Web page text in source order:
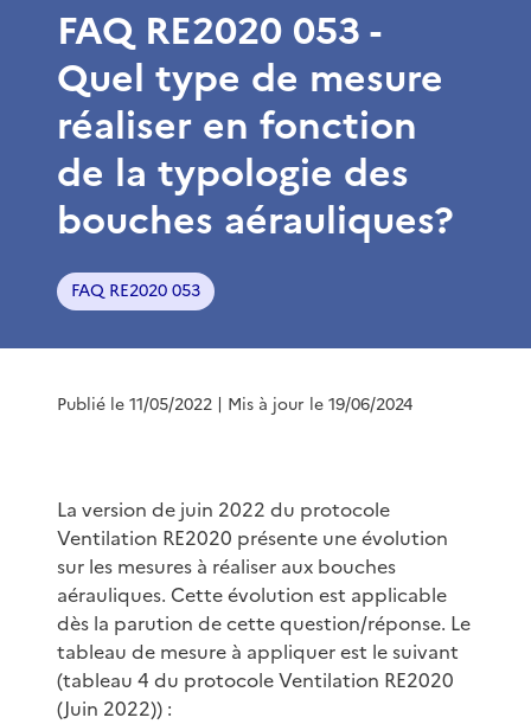
FAQ RE2020 053 -
Quel type de mesure
réaliser en fonction
de la typologie des
bouches aérauliques?
FAQ RE2020 053
Publié le 11/05/2022 | Mis à jour le 19/06/2024
La version de juin 2022 du protocole
Ventilation RE2020 présente une évolution
sur les mesures à réaliser aux bouches
aérauliques. Cette évolution est applicable
dès la parution de cette question/réponse. Le
tableau de mesure à appliquer est le suivant
(tableau 4 du protocole Ventilation RE2020
(Juin 2022)) :